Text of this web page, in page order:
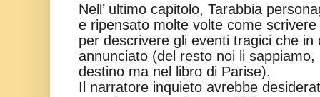
Nell’ ultimo capitolo, Tarabbia
e ripensato molte volte come
per descrivere gli eventi tragici che
annunciato (del resto noi li
destino ma nel libro di Parise).
Il narratore inquieto avrebbe